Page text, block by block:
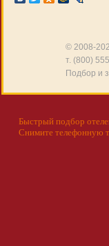
© 2008-
т. (800)
Подбор и
Быстрый подбор
Снимите телефонную